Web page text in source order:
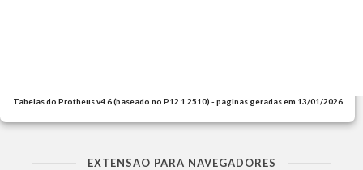
Tabelas do Protheus v4.6 (baseado no P12.1.2510) - paginas geradas em 13/01/2026
EXTENSAO PARA NAVEGADORES